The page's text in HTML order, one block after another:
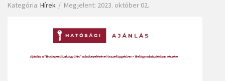
Kategória: Hírek Megjelent: 2023. október 02.